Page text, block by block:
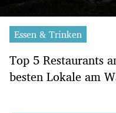
Essen & Trinken
Top 5 Restaurants
besten Lokale am